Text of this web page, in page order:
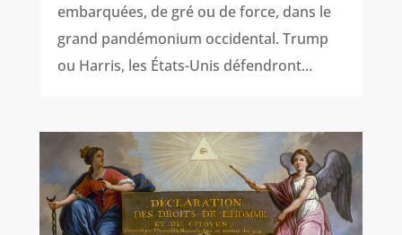
embarquées, de gré ou de force, dans le
grand pandémonium occidental. Trump
ou Harris, les États-Unis défendront...